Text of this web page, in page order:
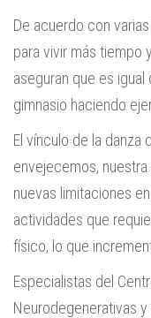
De acuerdo con
para vivir más tiempo
aseguran que es
gimnasio haciendo
El vínculo de la danza
envejecemos,
nuevas limitaciones
actividades que
físico, lo que
Especialistas del
Neurodegenerativas